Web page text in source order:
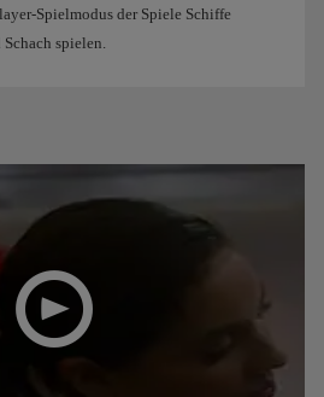
Spielmodus der Spiele Schiffe
spielen.